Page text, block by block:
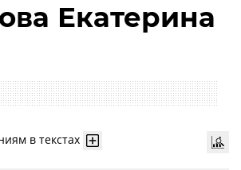
Екатерина
в текстах